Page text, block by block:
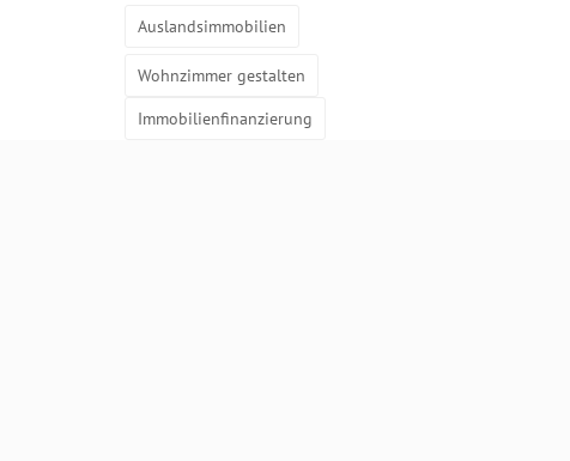
Auslandsimmobilien
Wohnzimmer gestalten
Immobilienfinanzierung